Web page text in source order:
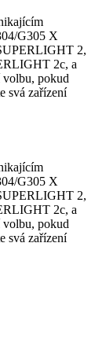
G305 X
2,
2c, a
pokud
svá zařízení
G305 X
2,
2c, a
pokud
svá zařízení